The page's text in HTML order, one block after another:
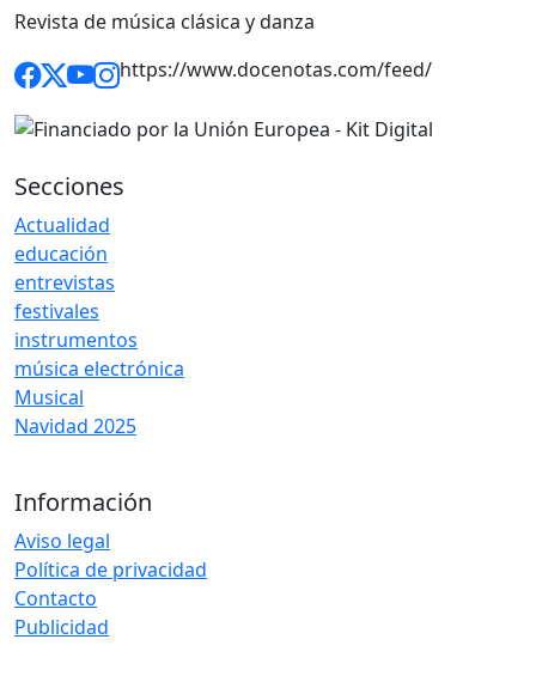
Revista de música clásica y danza
https://www.docenotas.com/feed/
Secciones
Actualidad
educación
entrevistas
festivales
instrumentos
música electrónica
Musical
Navidad 2025
Información
Aviso legal
Política de privacidad
Contacto
Publicidad